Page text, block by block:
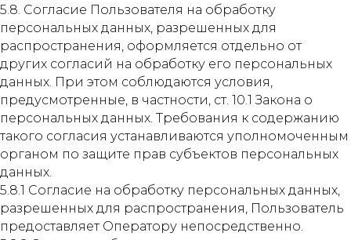
5.8. Согласие Пользователя на обработку
персональных данных, разрешенных для
распространения, оформляется отдельно от
других согласий на обработку его персональных
данных. При этом соблюдаются условия,
предусмотренные, в частности, ст. 10.1 Закона о
персональных данных. Требования к содержанию
такого согласия устанавливаются уполномоченным
органом по защите прав субъектов персональных
данных.
5.8.1 Согласие на обработку персональных данных,
разрешенных для распространения, Пользователь
предоставляет Оператору непосредственно.